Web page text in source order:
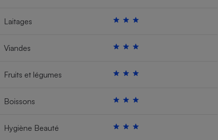
Laitages
Viandes
Fruits et légumes
Boissons
Hygiène Beauté